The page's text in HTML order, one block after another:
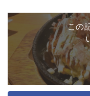
この